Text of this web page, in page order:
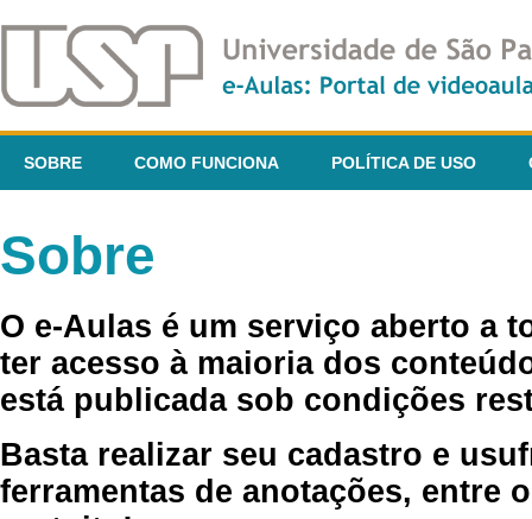
SOBRE COMO FUNCIONA POLÍTICA DE USO
Sobre
O e-Aulas é um serviço aberto a
ter acesso à maioria dos
está publicada sob condições
Basta realizar seu cadastro e
ferramentas de anotações, entre